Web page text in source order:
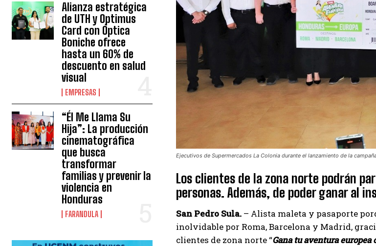
Alianza estratégica
de UTH y Optimus
Card con Óptica
Boniche ofrece
hasta un 60% de
descuento en salud
visual
EMPRESAS
“Él Me Llama Su
Hija”: La producción
cinematográfica
que busca
transformar
familias y prevenir la
violencia en
Honduras
FARANDULA
Ejecutivos de Supermercados La Colonia durante el lanzamiento de la
Los clientes de la zona norte podrán
personas. Además, de poder ganar al
San Pedro Sula. – Alista maleta y pasaporte
inolvidable por Roma, Barcelona y Madrid,
clientes de zona norte “Gana tu aventura europea